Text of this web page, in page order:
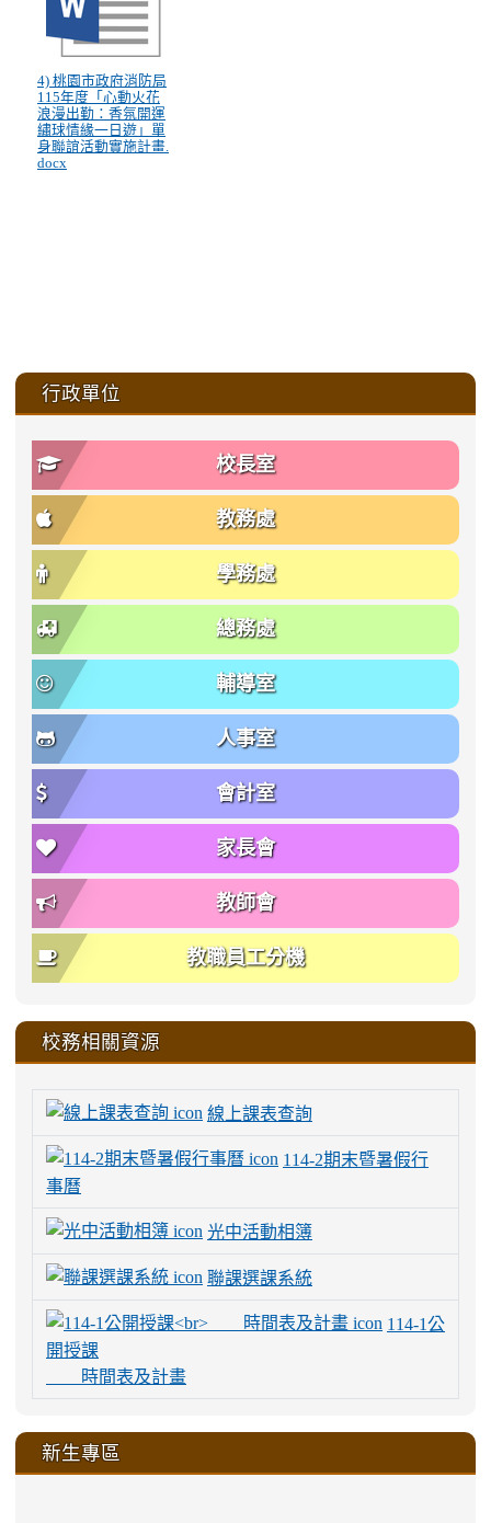
4) 桃園市政府消防局
115年度「心動火花
浪漫出勤：香氛開運
繡球情緣一日遊」單
身聯誼活動實施計畫.
docx
::: 行政單位
校長室
教務處
學務處
總務處
輔導室
人事室
會計室
家長會
教師會
教職員工分機
校務相關資源
線上課表查詢
114-2期末暨暑假行
事曆
光中活動相簿
聯課選課系統
114-1公
開授課
時間表及計畫
新生專區